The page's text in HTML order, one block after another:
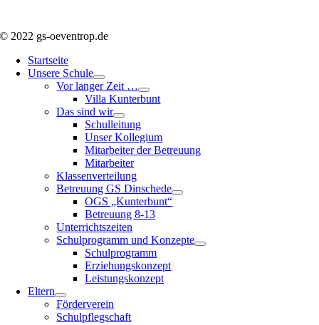
© 2022 gs-oeventrop.de
Startseite
Unsere Schule
Vor langer Zeit …
Villa Kunterbunt
Das sind wir
Schulleitung
Unser Kollegium
Mitarbeiter der Betreuung
Mitarbeiter
Klassenverteilung
Betreuung GS Dinschede
OGS „Kunterbunt“
Betreuung 8-13
Unterrichtszeiten
Schulprogramm und Konzepte
Schulprogramm
Erziehungskonzept
Leistungskonzept
Eltern
Förderverein
Schulpflegschaft